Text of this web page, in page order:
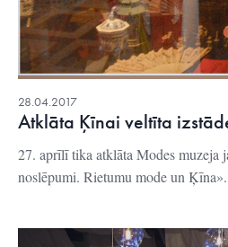
28.04.2017
Atklāta Ķīnai veltīta
27. aprīlī tika atklāta Modes muzeja
noslēpumi. Rietumu mode un Ķīna».